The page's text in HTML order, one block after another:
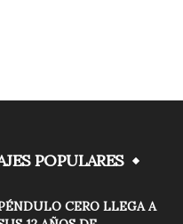
POPULARES
CERO LLEGA A